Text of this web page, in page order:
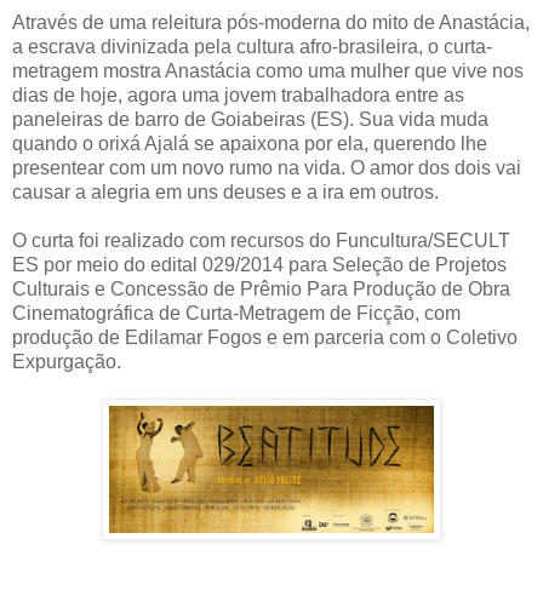
Através de uma releitura pós-moderna do mito de Anastácia,
a escrava divinizada pela cultura afro-brasileira, o curta-
metragem mostra Anastácia como uma mulher que vive nos
dias de hoje, agora uma jovem trabalhadora entre as
paneleiras de barro de Goiabeiras (ES). Sua vida muda
quando o orixá Ajalá se apaixona por ela, querendo lhe
presentear com um novo rumo na vida. O amor dos dois vai
causar a alegria em uns deuses e a ira em outros.
O curta foi realizado com recursos do Funcultura/SECULT
ES por meio do edital 029/2014 para Seleção de Projetos
Culturais e Concessão de Prêmio Para Produção de Obra
Cinematográfica de Curta-Metragem de Ficção, com
produção de Edilamar Fogos e em parceria com o Coletivo
Expurgação.